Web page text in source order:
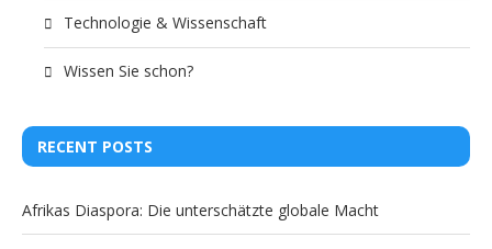
Technologie & Wissenschaft
Wissen Sie schon?
RECENT POSTS
Afrikas Diaspora: Die unterschätzte globale Macht